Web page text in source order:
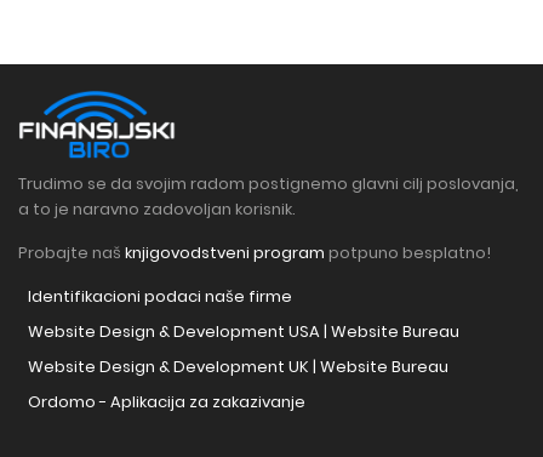
Trudimo se da svojim radom postignemo glavni cilj poslovanja,
a to je naravno zadovoljan korisnik.
Probajte naš knjigovodstveni program potpuno besplatno!
Identifikacioni podaci naše firme
Website Design & Development USA | Website Bureau
Website Design & Development UK | Website Bureau
Ordomo - Aplikacija za zakazivanje